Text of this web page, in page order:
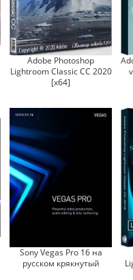
Adobe Photoshop
Lightroom Classic CC 2020
[x64]
Sony Vegas Pro 16 на
русском крякнутый